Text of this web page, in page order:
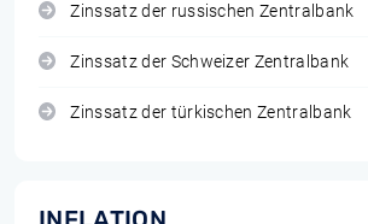
Zinssatz der russischen Zentralbank
Zinssatz der Schweizer Zentralbank
Zinssatz der türkischen Zentralbank